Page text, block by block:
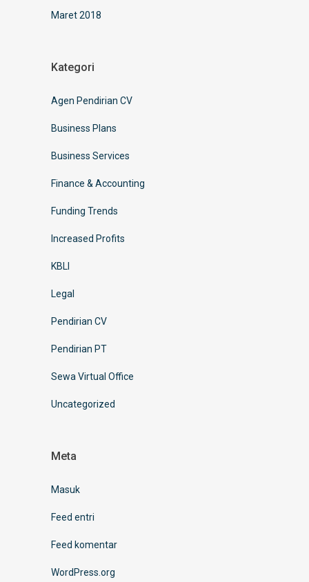
Maret 2018
Kategori
Agen Pendirian CV
Business Plans
Business Services
Finance & Accounting
Funding Trends
Increased Profits
KBLI
Legal
Pendirian CV
Pendirian PT
Sewa Virtual Office
Uncategorized
Meta
Masuk
Feed entri
Feed komentar
WordPress.org